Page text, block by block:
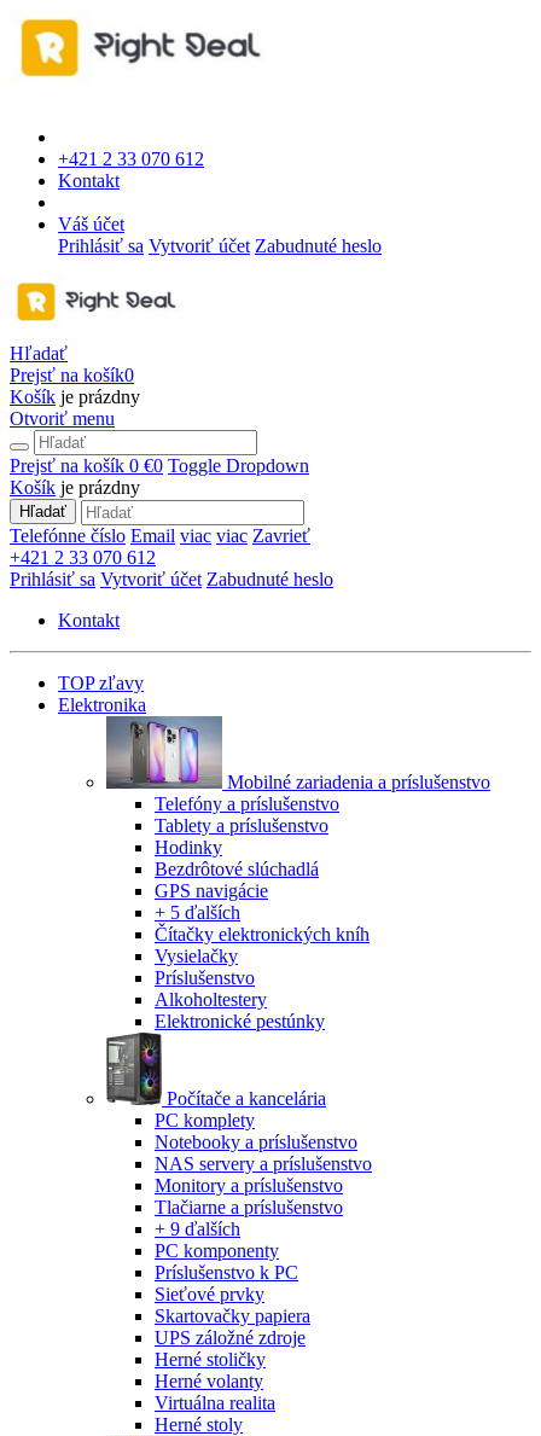
+421 2 33 070 612
Kontakt
Váš účet
Prihlásiť sa Vytvoriť účet Zabudnuté heslo
Hľadať
Prejsť na košík0
Košík je prázdny
Otvoriť menu
Prejsť na košík 0 €0 Toggle Dropdown
Košík je prázdny
Hľadať
Telefónne číslo Email viac viac Zavrieť
+421 2 33 070 612
Prihlásiť sa Vytvoriť účet Zabudnuté heslo
Kontakt
TOP zľavy
Elektronika
Mobilné zariadenia a príslušenstvo
Telefóny a príslušenstvo
Tablety a príslušenstvo
Hodinky
Bezdrôtové slúchadlá
GPS navigácie
+ 5 ďalších
Čítačky elektronických kníh
Vysielačky
Príslušenstvo
Alkoholtestery
Elektronické pestúnky
Počítače a kancelária
PC komplety
Notebooky a príslušenstvo
NAS servery a príslušenstvo
Monitory a príslušenstvo
Tlačiarne a príslušenstvo
+ 9 ďalších
PC komponenty
Príslušenstvo k PC
Sieťové prvky
Skartovačky papiera
UPS záložné zdroje
Herné stoličky
Herné volanty
Virtuálna realita
Herné stoly